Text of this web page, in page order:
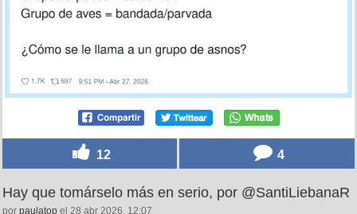
12 4
Hay que tomárselo más en serio, por @SantiLiebanaR
por paulatop el 28 abr 2026, 12:07